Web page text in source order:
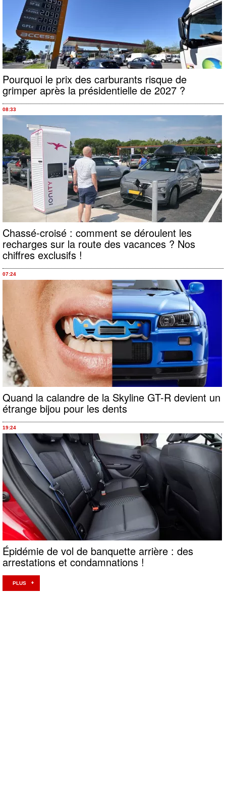
Pourquoi le prix des carburants risque de
grimper après la présidentielle de 2027 ?
08:33
Chassé-croisé : comment se déroulent les
recharges sur la route des vacances ? Nos
chiffres exclusifs !
07:24
Quand la calandre de la Skyline GT-R devient un
étrange bijou pour les dents
19:24
Épidémie de vol de banquette arrière : des
arrestations et condamnations !
PLUS